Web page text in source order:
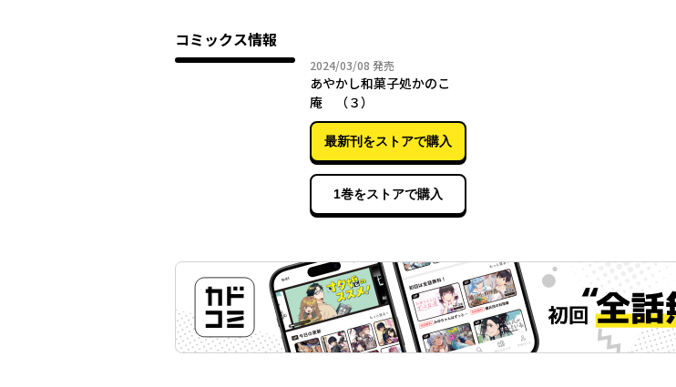
コミックス情報
2024/03/08 2024年03月08日
発売
あやかし和菓子処かのこ
庵 （３）
最新刊をストアで購入
1巻をストアで購入